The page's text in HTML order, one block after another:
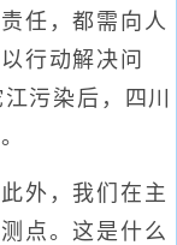
任，都需向人
行动解决问
污染后，四川
外，我们在主
点。这是什么